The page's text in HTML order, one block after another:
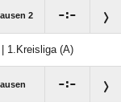
2 :
1.Kreisliga (A)
: